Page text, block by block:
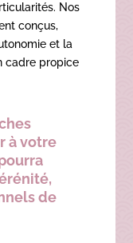
Nos
conçus,
et la
cadre propice
à votre
de